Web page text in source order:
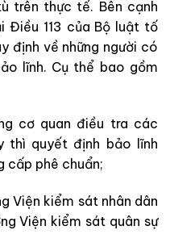
trên thực tế. Bên cạnh
Điều 113 của Bộ luật tố
định về những người có
lĩnh. Cụ thể bao gồm
cơ quan điều tra các
thì quyết định bảo lĩnh
cấp phê chuẩn;
Viện kiểm sát nhân dân
Viện kiểm sát quân sự